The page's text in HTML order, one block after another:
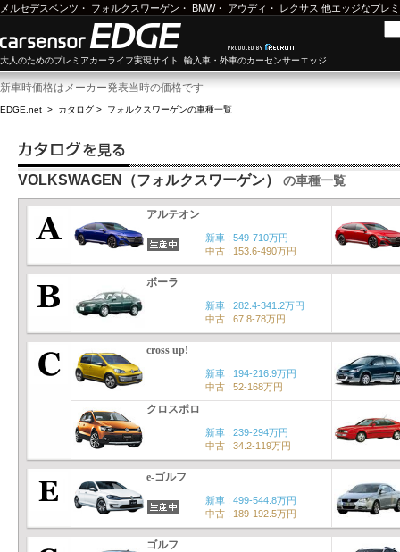
メルセデスベンツ ・ フォルクスワーゲン ・ BMW・ アウディ ・ レクサス 他エッジなプレ
大人のためのプレミアカーライフ実現サイト 輸入車・外車のカーセンサーエッジ
新車時価格はメーカー発表当時の価格です
EDGE.net > カタログ > フォルクスワーゲンの車種一覧
VOLKSWAGEN（フォルクスワーゲン） の車種一覧
アルテオン
新車 : 549-710万円
中古 : 153.6-490万円
ボーラ
新車 : 282.4-341.2万円
中古 : 67.8-78万円
cross up!
新車 : 194-216.9万円
中古 : 52-168万円
クロスポロ
新車 : 239-294万円
中古 : 34.2-119万円
e-ゴルフ
新車 : 499-544.8万円
中古 : 189-192.5万円
ゴルフ